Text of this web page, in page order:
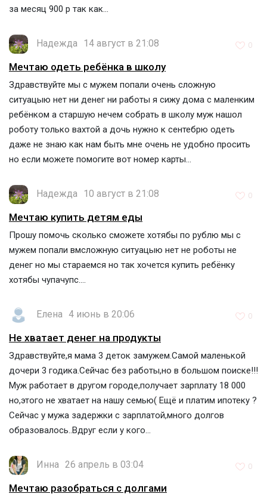
за месяц 900 р так как...
Надежда 14 август в 21:08 0
Мечтаю одеть ребёнка в школу
Здравствуйте мы с мужем попали очень сложную
ситуацыю нет ни денег ни работы я сижу дома с маленким
ребёнком а старшую нечем собрать в школу муж нашол
роботу только вахтой а дочь нужно к сентебрю одеть
даже не знаю как нам быть мне очень не удобно просить
но если можете помогите вот номер карты...
Надежда 10 август в 21:08 0
Мечтаю купить детям еды
Прошу помочь сколько сможете хотябы по рублю мы с
мужем попали вмсложную ситуацыю нет не роботы не
денег но мы стараемся но так хочется купить ребёнку
хотябы чупачупс....
Елена 4 июнь в 20:06 0
Не хватает денег на продукты
Здравствуйте,я мама 3 деток замужем.Самой маленькой
дочери 3 годика.Сейчас без работы,но в большом поиске!!!
Муж работает в другом городе,получает зарплату 18 000
но,этого не хватает на нашу семью( Ещё и платим ипотеку ?
Сейчас у мужа задержки с зарплатой,много долгов
образовалось..Вдруг если у кого...
Инна 26 апрель в 03:04 0
Мечтаю разобраться с долгами